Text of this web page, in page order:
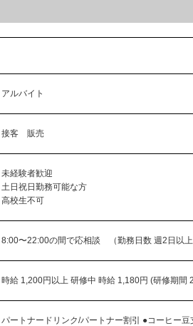
アルバイト
接客 販売
未経験者歓迎
土日祝日勤務可能な方
高校生不可
8:00〜22:00の間で応相談 （勤務日数 週2日以上
時給 1,200円以上 研修中 時給 1,180円 (研修期間
パートナードリンク/パートナー割引 ●コーヒー